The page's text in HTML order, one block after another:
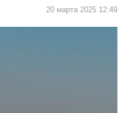
20 марта 2025 12:49